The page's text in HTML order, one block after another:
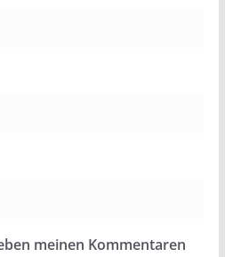
meinen Kommentaren